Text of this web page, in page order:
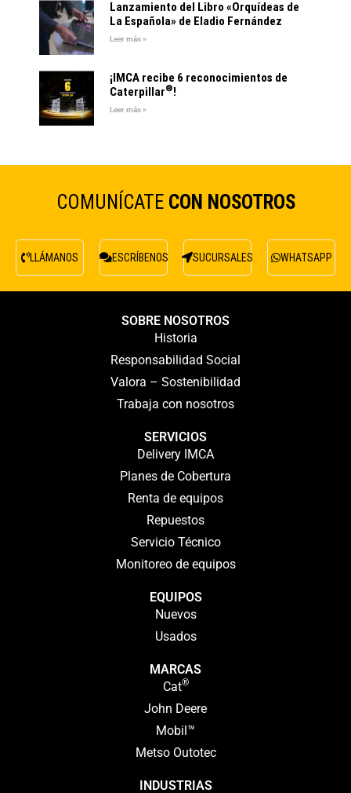
Lanzamiento del Libro «Orquídeas de
La Española» de Eladio Fernández
Leer más »
¡IMCA recibe 6 reconocimientos de
Caterpillar®!
Leer más »
COMUNÍCATE CON NOSOTROS
LLÁMANOS ESCRÍBENOS SUCURSALES WHATSAPP
SOBRE NOSOTROS
Historia
Responsabilidad Social
Valora – Sostenibilidad
Trabaja con nosotros
SERVICIOS
Delivery IMCA
Planes de Cobertura
Renta de equipos
Repuestos
Servicio Técnico
Monitoreo de equipos
EQUIPOS
Nuevos
Usados
MARCAS
Cat®
John Deere
Mobil™
Metso Outotec
INDUSTRIAS